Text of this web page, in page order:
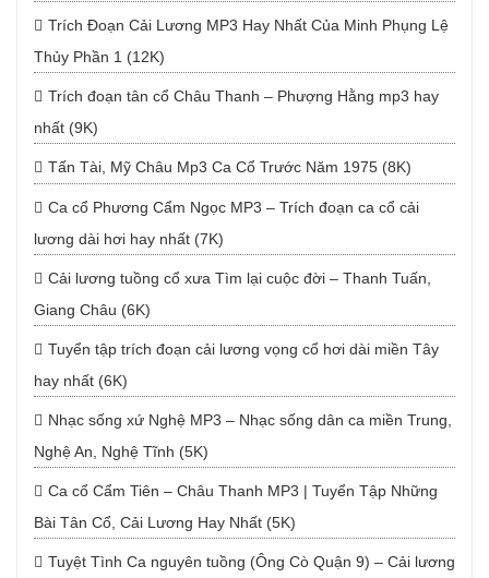
Trích Đoạn Cải Lương MP3 Hay Nhất Của Minh Phụng Lệ
Thủy Phần 1 (12K)
Trích đoạn tân cổ Châu Thanh – Phượng Hằng mp3 hay
nhất (9K)
Tấn Tài, Mỹ Châu Mp3 Ca Cổ Trước Năm 1975 (8K)
Ca cổ Phương Cẩm Ngọc MP3 – Trích đoạn ca cổ cải
lương dài hơi hay nhất (7K)
Cải lương tuồng cổ xưa Tìm lại cuộc đời – Thanh Tuấn,
Giang Châu (6K)
Tuyển tập trích đoạn cải lương vọng cổ hơi dài miền Tây
hay nhất (6K)
Nhạc sống xứ Nghệ MP3 – Nhạc sống dân ca miền Trung,
Nghệ An, Nghệ Tĩnh (5K)
Ca cổ Cẩm Tiên – Châu Thanh MP3 | Tuyển Tập Những
Bài Tân Cổ, Cải Lương Hay Nhất (5K)
Tuyệt Tình Ca nguyên tuồng (Ông Cò Quận 9) – Cải lương